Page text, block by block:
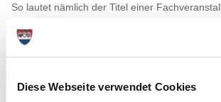
Diese Webseite verwendet Cookies
So lautet nämlich der Titel einer
dem Kinder- und Jugendbüro der Stadt
Umsetzung des Beteiligungsgebots und